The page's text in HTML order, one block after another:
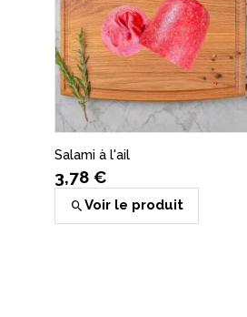
6,55 €
(1)
Voir le produit
Salami à l'ail
3,78 €
Voir le produit